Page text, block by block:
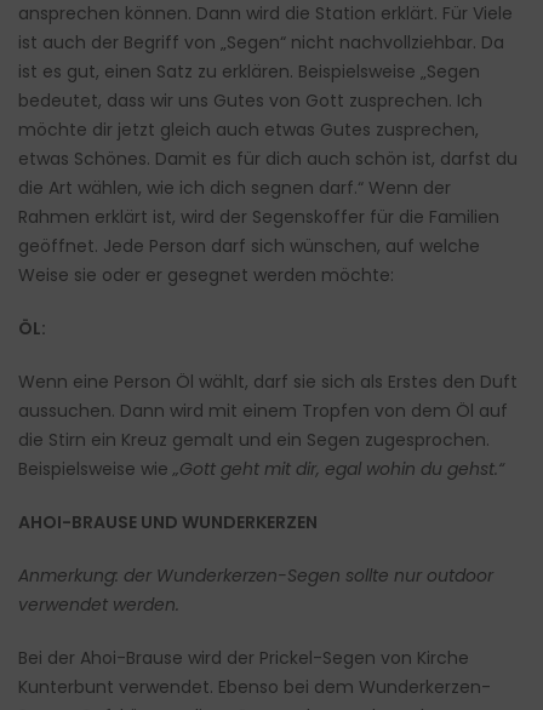
ansprechen können. Dann wird die Station erklärt. Für Viele
ist auch der Begriff von „Segen“ nicht nachvollziehbar. Da
ist es gut, einen Satz zu erklären. Beispielsweise „Segen
bedeutet, dass wir uns Gutes von Gott zusprechen. Ich
möchte dir jetzt gleich auch etwas Gutes zusprechen,
etwas Schönes. Damit es für dich auch schön ist, darfst du
die Art wählen, wie ich dich segnen darf.“ Wenn der
Rahmen erklärt ist, wird der Segenskoffer für die Familien
geöffnet. Jede Person darf sich wünschen, auf welche
Weise sie oder er gesegnet werden möchte:
ÖL:
Wenn eine Person Öl wählt, darf sie sich als Erstes den Duft
aussuchen. Dann wird mit einem Tropfen von dem Öl auf
die Stirn ein Kreuz gemalt und ein Segen zugesprochen.
Beispielsweise wie„Gott geht mit dir, egal wohin du gehst.“
AHOI-BRAUSE UND WUNDERKERZEN
Anmerkung: der Wunderkerzen-Segen sollte nur outdoor
verwendet werden.
Bei der Ahoi-Brause wird der Prickel-Segen von Kirche
Kunterbunt verwendet. Ebenso bei dem Wunderkerzen-